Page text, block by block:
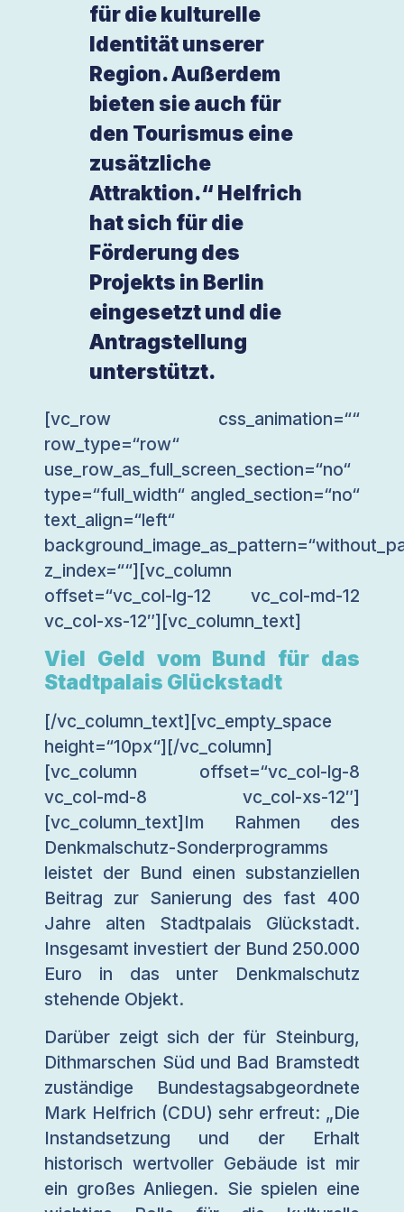
für die kulturelle
Identität unserer
Region. Außerdem
bieten sie auch für
den Tourismus eine
zusätzliche
Attraktion.“ Helfrich
hat sich für die
Förderung des
Projekts in Berlin
eingesetzt und die
Antragstellung
unterstützt.
[vc_row css_animation=““
row_type=“row“
use_row_as_full_screen_section=“no“
type=“full_width“ angled_section=“no“
text_align=“left“
z_index=““][vc_column
offset=“vc_col-lg-12 vc_col-md-12
vc_col-xs-12″][vc_column_text]
Viel Geld vom Bund für das
Stadtpalais Glückstadt
[/vc_column_text][vc_empty_space
height=“10px“][/vc_column]
[vc_column offset=“vc_col-lg-8
vc_col-md-8 vc_col-xs-12″]
[vc_column_text]Im Rahmen des
Denkmalschutz-Sonderprogramms
leistet der Bund einen substanziellen
Beitrag zur Sanierung des fast 400
Jahre alten Stadtpalais Glückstadt.
Insgesamt investiert der Bund 250.000
Euro in das unter Denkmalschutz
stehende Objekt.
Darüber zeigt sich der für Steinburg,
Dithmarschen Süd und Bad Bramstedt
zuständige Bundestagsabgeordnete
Mark Helfrich (CDU) sehr erfreut: „Die
Instandsetzung und der Erhalt
historisch wertvoller Gebäude ist mir
ein großes Anliegen. Sie spielen eine